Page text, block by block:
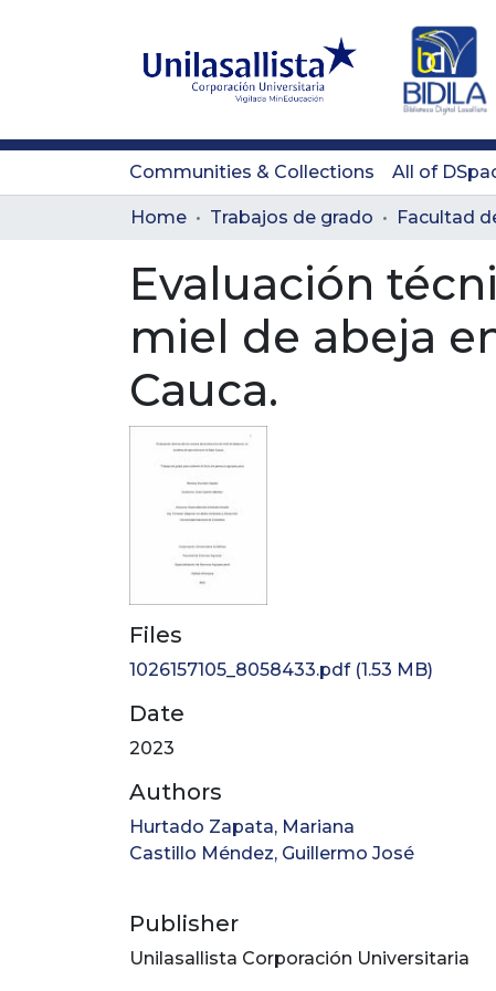
Communities & Collections All of
Home Trabajos de grado
Evaluación
miel de abeja
Cauca.
Files
1026157105_8058433.pdf(1.53 MB)
Date
2023
Authors
Hurtado Zapata, Mariana
Castillo Méndez, Guillermo José
Publisher
Unilasallista Corporación Universitaria